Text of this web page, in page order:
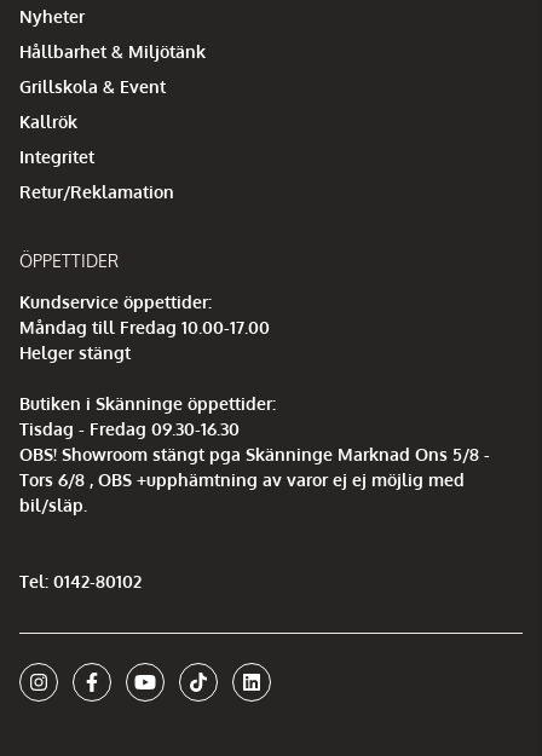
Nyheter
Hållbarhet & Miljötänk
Grillskola & Event
Kallrök
Integritet
Retur/Reklamation
ÖPPETTIDER
Kundservice öppettider:
Måndag till Fredag 10.00-17.00
Helger stängt
Butiken i Skänninge öppettider:
Tisdag - Fredag 09.30-16.30
OBS! Showroom stängt pga Skänninge Marknad Ons 5/8 -
Tors 6/8 , OBS +upphämtning av varor ej ej möjlig med
bil/släp.
Tel: 0142-80102